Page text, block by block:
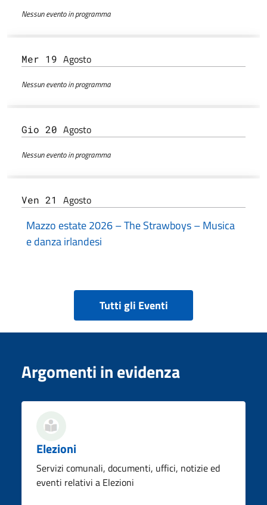
Nessun evento in programma
Mer 19 Agosto
Nessun evento in programma
Gio 20 Agosto
Nessun evento in programma
Ven 21 Agosto
Mazzo estate 2026 – The Strawboys – Musica
e danza irlandesi
Tutti gli Eventi
Argomenti in evidenza
Elezioni
Servizi comunali, documenti, uffici, notizie ed
eventi relativi a Elezioni